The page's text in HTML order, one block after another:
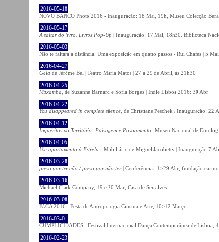
2016-05-18
NOVO BANCO Photo 2016 - Inauguração: 18 Mai, 19h, Museu Colecção
2016-05-17
A saltar do livro. Livros Pop-Up | Inauguração: 17 Mai, 18h30. Biblioteca
2016-05-03
Não te faltará a distância. Uma exposição em quatro passos - Rui Chafes | 5
2016-04-27
Gala de Jérôme Bel | Teatro Maria Matos | 27 a 29 de Abril, às 21h30
2016-04-25
Maxamba , de Suzanne Barnard e Sofia Borges | Indie Lisboa 2016: 30 Abr
2016-04-22
You disappeared in complete silence , de Christiane Peschek / Inauguração: 22
2016-04-12
Inquéritos ao Território: Paisagem e Povoamento | Museu Nacional de
2016-04-05
Um apartamento à Estrela - Mobiliário de Miguel Jacobetty | Inauguração 7
2016-03-28
preso por ter cão / preso por não ter| Conferências, 1>29 Abr, fundação
2016-03-16
Michael Clark Company, 19 e 20 Mar, Casa de Serralves
2016-03-08
FACA 2016 - Festa de Antropologia Cinema e Arte, 10>12 Março
2016-03-01
CUMPLICIDADES - Festival Internacional Dança Contemporânea de Lisboa,
2016-02-23